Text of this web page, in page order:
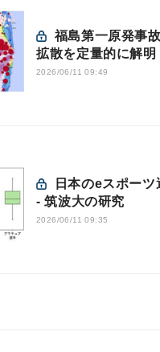
拡散を定量的に解明
2026/06/11 09:49
- 筑波大の研究
2026/06/11 09:35